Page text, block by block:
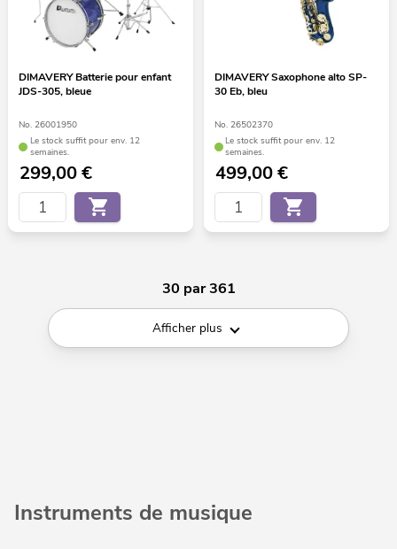
DIMAVERY Batterie pour enfant
JDS-305, bleue
No. 26001950
Le stock suffit pour env. 12
semaines.
299,00€
DIMAVERY Saxophone alto SP-
30 Eb, bleu
No. 26502370
Le stock suffit pour env. 12
semaines.
499,00€
30 par 361
Afficher plus
Instruments de musique